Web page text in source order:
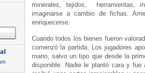
minerales, tejidos, herramientas,
imaginarse a cambio de fichas.
enriquecerse.
Cuando todos los bienes fueron
comenzó la partida. Los jugadores
mano, salvo un tipo que desde la
disponible. Nadie le plantó cara y fue